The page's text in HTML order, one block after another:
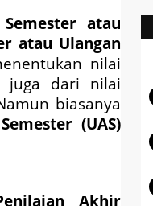
atau
atau Ulangan
nilai
juga dari nilai
biasanya
(UAS)
Akhir